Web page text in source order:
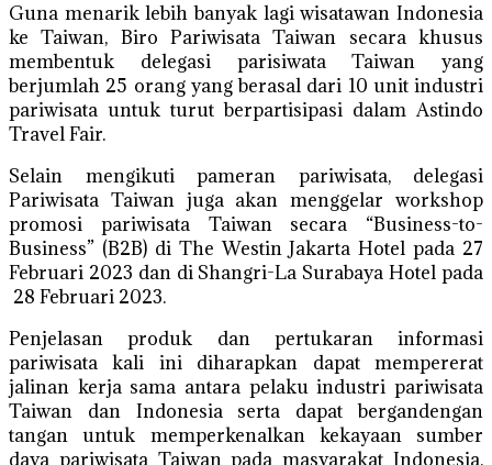
Guna menarik lebih banyak lagi wisatawan Indonesia
ke Taiwan, Biro Pariwisata Taiwan secara khusus
membentuk delegasi parisiwata Taiwan yang
berjumlah 25 orang yang berasal dari 10 unit industri
pariwisata untuk turut berpartisipasi dalam Astindo
Travel Fair.
Selain mengikuti pameran pariwisata, delegasi
Pariwisata Taiwan juga akan menggelar workshop
promosi pariwisata Taiwan secara “Business-to-
Business” (B2B) di The Westin Jakarta Hotel pada 27
Februari 2023 dan di Shangri-La Surabaya Hotel pada
28 Februari 2023.
Penjelasan produk dan pertukaran informasi
pariwisata kali ini diharapkan dapat mempererat
jalinan kerja sama antara pelaku industri pariwisata
Taiwan dan Indonesia serta dapat bergandengan
tangan untuk memperkenalkan kekayaan sumber
daya pariwisata Taiwan pada masyarakat Indonesia.